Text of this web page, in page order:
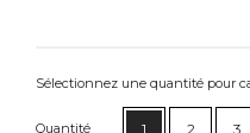
Sélectionnez une quantité pour
Quantité 1 2 3